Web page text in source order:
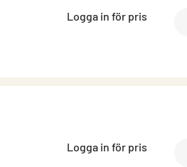
Logga in för pris
Logga in för pris